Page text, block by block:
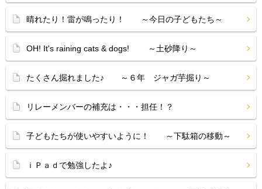
晴れたり！雷が鳴ったり！ ～今日の子どもたち～
OH! It's raining cats & dogs! ～土砂降り～
たくさん掘れました♪ ～６年 ジャガ芋掘り～
リレーメンバーの補充は・・・担任！？
子どもたちが使いやすいように！ ～下駄箱の移動～
ｉＰａｄで勉強したよ♪